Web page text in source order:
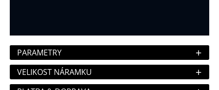
PARAMETRY +
VELIKOST NÁRAMKU +